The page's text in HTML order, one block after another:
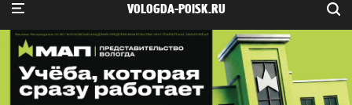
VOLOGDA-POISK.RU